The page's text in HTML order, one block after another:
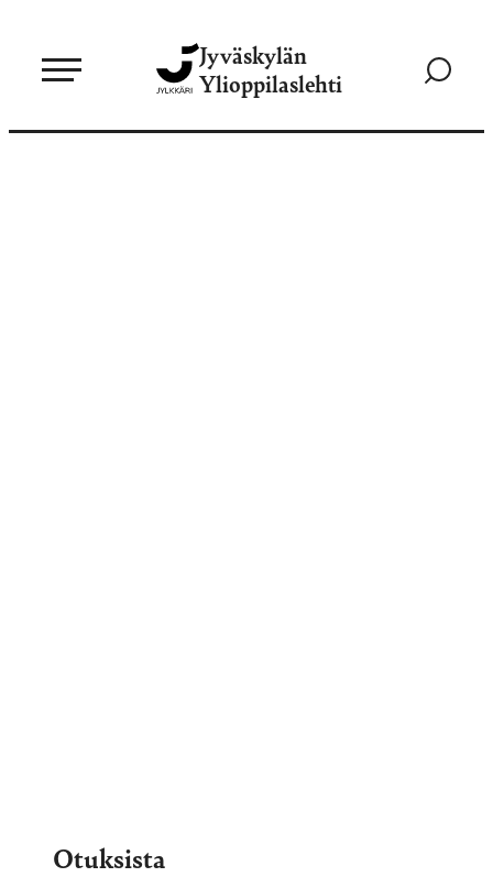
sisältöön
Jyväskylän
Ylioppilaslehti
Siirry
Otuksista